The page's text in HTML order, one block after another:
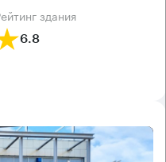
рейтинг здания
6.8